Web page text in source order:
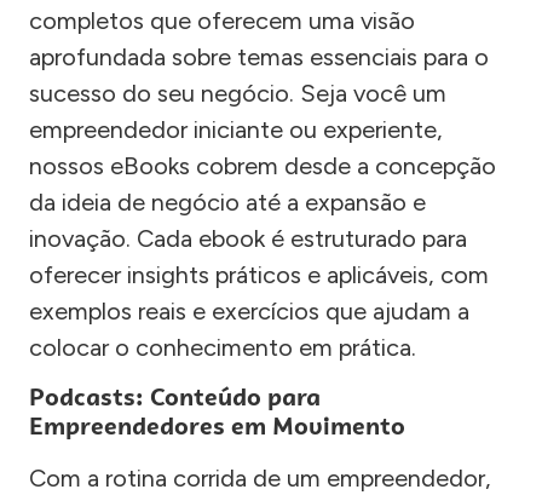
completos que oferecem uma visão
aprofundada sobre temas essenciais para o
sucesso do seu negócio. Seja você um
empreendedor iniciante ou experiente,
nossos eBooks cobrem desde a concepção
da ideia de negócio até a expansão e
inovação. Cada ebook é estruturado para
oferecer insights práticos e aplicáveis, com
exemplos reais e exercícios que ajudam a
colocar o conhecimento em prática.
Podcasts: Conteúdo para
Empreendedores em Movimento
Com a rotina corrida de um empreendedor,